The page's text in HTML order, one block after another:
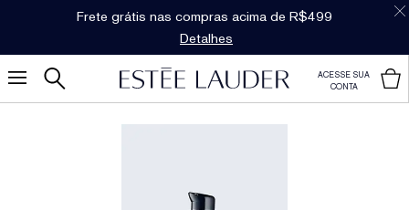
Frete grátis nas compras acima de R$499
Detalhes
ACESSE SUA
CONTA